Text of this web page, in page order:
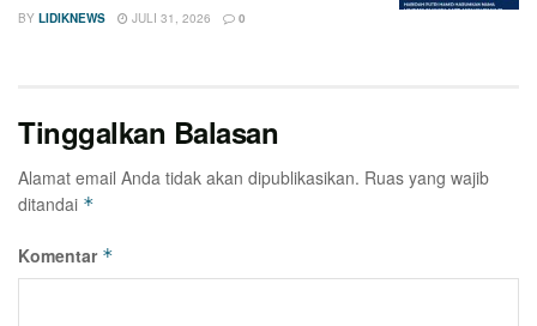
BY LIDIKNEWS JULI 31, 2026 0
Tinggalkan Balasan
Alamat email Anda tidak akan dipublikasikan. Ruas yang wajib
ditandai *
Komentar *